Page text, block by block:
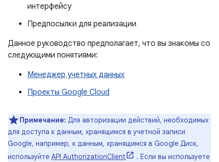
интерфейсу
Предпосылки для реализации
Данное руководство предполагает, что вы знакомы со
следующими понятиями:
Менеджер учетных данных
Проекты Google Cloud
Примечание: Для авторизации действий, необходимых
для доступа к данным, хранящимся в учетной записи
Google, например, к данным, хранящимся в Google Диск,
используйте API AuthorizationClient
. Если вы используете